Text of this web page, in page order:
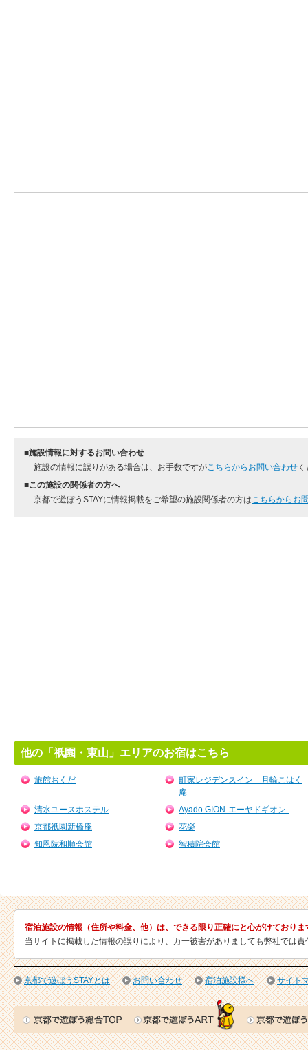
■施設情報に対するお問い合わせ
施設の情報に誤りがある場合は、お手数ですがこちらからお問い合わせ
■この施設の関係者の方へ
京都で遊ぼうSTAYに情報掲載をご希望の施設関係者の方はこちらからお
他の「祇園・東山」エリアのお宿はこちら
旅館おくだ
町家レジデンスイン 月輪こはく
庵
清水ユースホステル
Ayado GION-エーヤドギオン-
京都祇園新橋庵
花楽
知恩院和順会館
智積院会館
宿泊施設の情報（住所や料金、他）は、できる限り正確にと心がけており
当サイトに掲載した情報の誤りにより、万一被害がありましても弊社では
京都で遊ぼうSTAYとは お問い合わせ 宿泊施設様へ サイト